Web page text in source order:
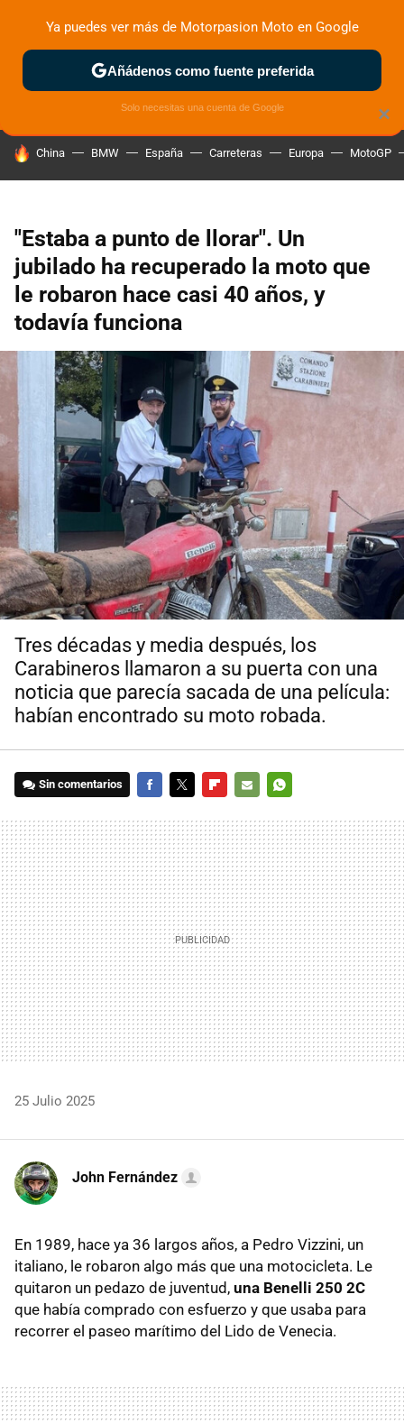
ZONA DE PRUEBAS DEPORTIVAS MOTOS ELÉCTRICAS
HOY SE HABLA DE
China BMW España Carreteras Europa MotoGP
"Estaba a punto de llorar". Un
jubilado ha recuperado la moto que
le robaron hace casi 40 años, y
todavía funciona
Tres décadas y media después, los
Carabineros llamaron a su puerta con una
noticia que parecía sacada de una película:
habían encontrado su moto robada.
Sin comentarios
MAIL
25 Julio 2025
John Fernández
En 1989, hace ya 36 largos años, a Pedro Vizzini, un
italiano, le robaron algo más que una motocicleta. Le
quitaron un pedazo de juventud, una Benelli 250 2C
que había comprado con esfuerzo y que usaba para
recorrer el paseo marítimo del Lido de Venecia.
×
Ya puedes ver más de Motorpasion Moto en Google
Añádenos como fuente preferida
Solo necesitas una cuenta de Google